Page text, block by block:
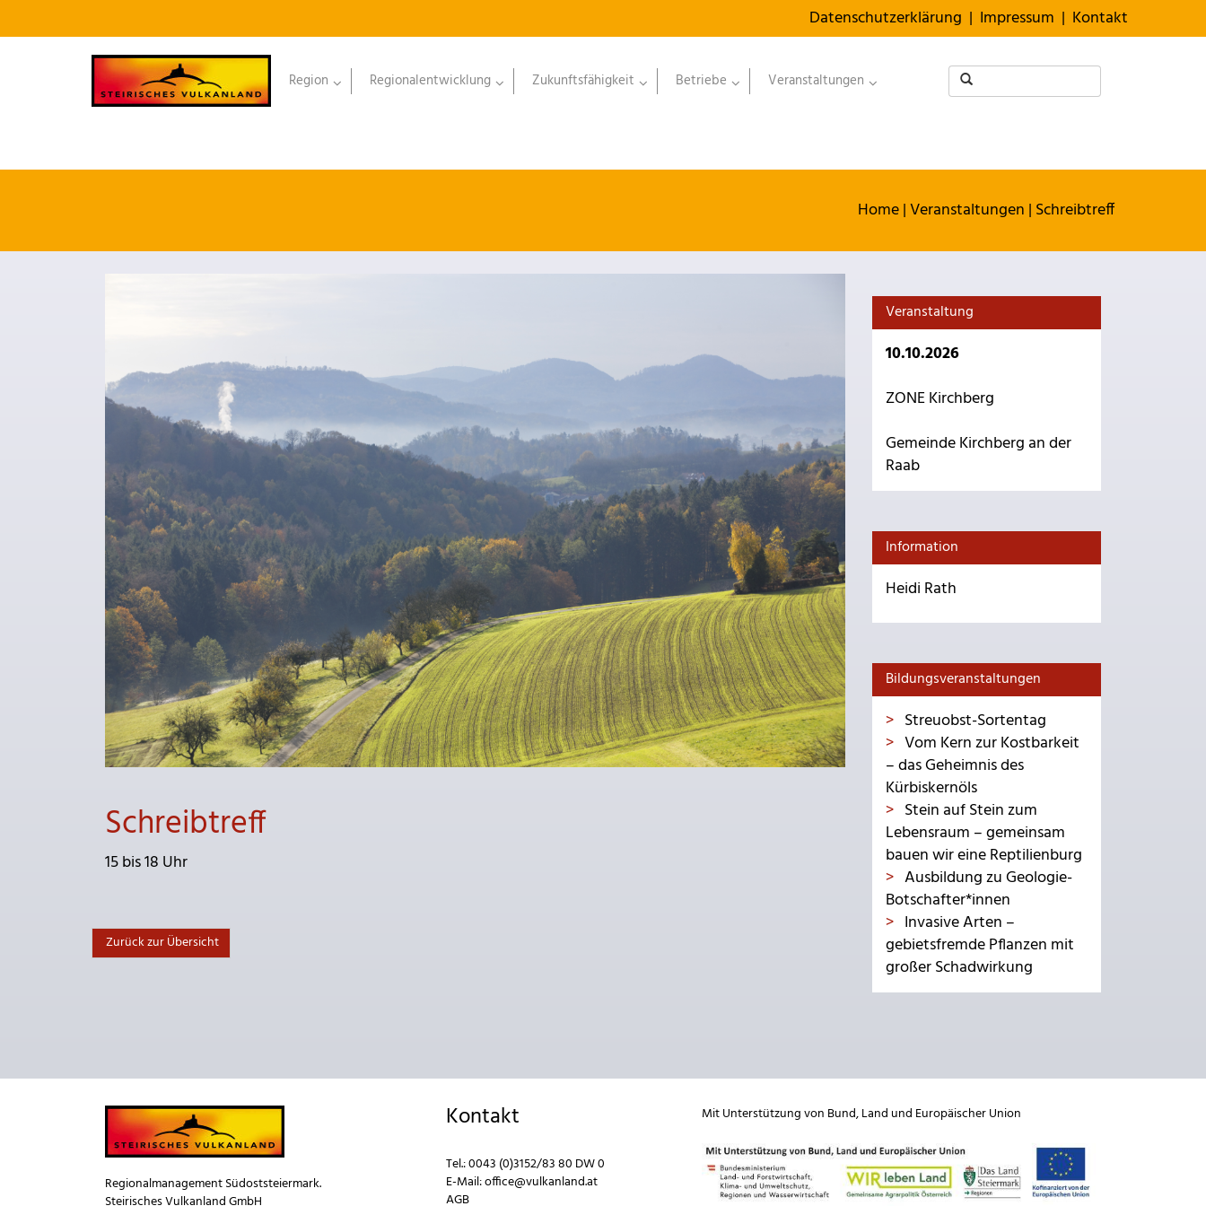
Datenschutzerklärung | Impressum | Kontakt
Region Regionalentwicklung Zukunftsfähigkeit Betriebe Veranstaltungen
Home|Veranstaltungen | Schreibtreff
Schreibtreff
15 bis 18 Uhr
Zurück zur Übersicht
Veranstaltung
10.10.2026
ZONE Kirchberg
Gemeinde Kirchberg an der
Raab
Information
Heidi Rath
Bildungsveranstaltungen
Streuobst-Sortentag
Vom Kern zur Kostbarkeit
– das Geheimnis des
Kürbiskernöls
Stein auf Stein zum
Lebensraum – gemeinsam
bauen wir eine Reptilienburg
Ausbildung zu Geologie-
Botschafter*innen
Invasive Arten –
gebietsfremde Pflanzen mit
großer Schadwirkung
Regionalmanagement Südoststeiermark.
Kontakt
Tel.:0043 (0)3152/83 80 DW 0
E-Mail:office@vulkanland.at
AGB
Mit Unterstützung von Bund,Land und Europäischer Union